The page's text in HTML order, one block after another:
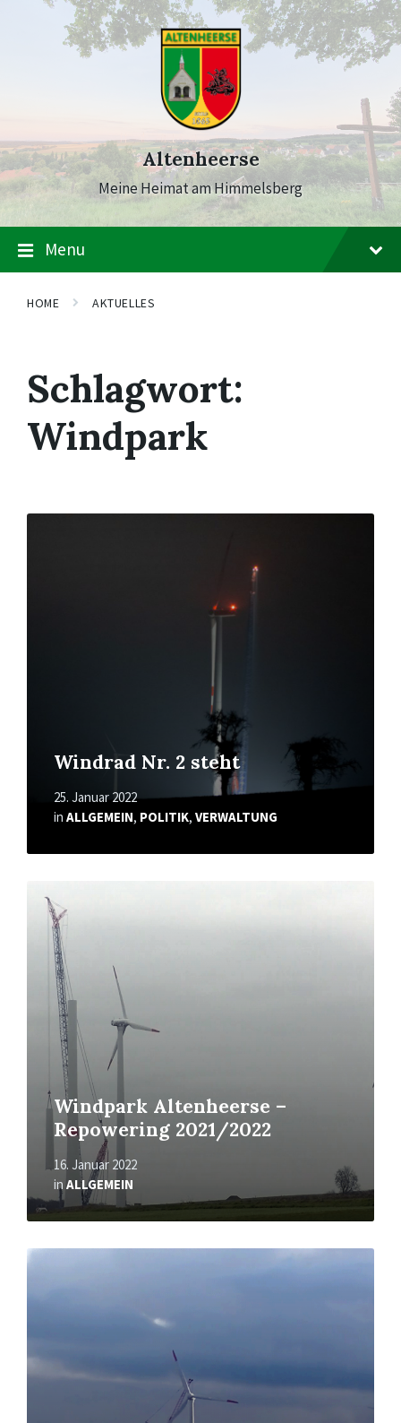
Altenheerse
Meine Heimat am Himmelsberg
Menu
HOME AKTUELLES
Schlagwort:
Windpark
Windrad Nr. 2 steht
25. Januar 2022
in ALLGEMEIN, POLITIK, VERWALTUNG
Mehr
Windpark Altenheerse –
Repowering 2021/2022
16. Januar 2022
in ALLGEMEIN
erfahren
Mehr
erfahren